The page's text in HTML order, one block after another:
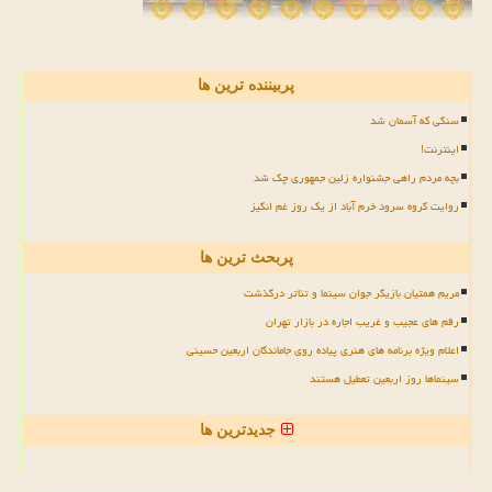
پربیننده ترین ها
سنگی که آسمان شد
اینترنت!
بچه مردم راهی جشنواره زلین جمهوری چک شد
روایت گروه سرود خرم آباد از یک روز غم انگیز
پربحث ترین ها
مریم همتیان بازیگر جوان سینما و تئاتر درگذشت
رقم های عجیب و غریب اجاره در بازار تهران
اعلام ویژه برنامه های هنری پیاده روی جاماندگان اربعین حسینی
سینماها روز اربعین تعطیل هستند
جدیدترین ها